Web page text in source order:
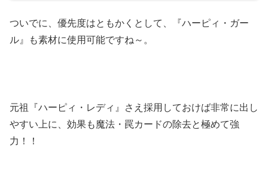
ついでに、優先度はともかくとして、『ハーピィ・ガー
ル』も素材に使用可能ですね～。
元祖『ハーピィ・レディ』さえ採用しておけば非常に出し
やすい上に、効果も魔法・罠カードの除去と極めて強
力！！